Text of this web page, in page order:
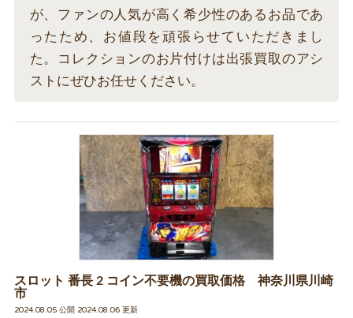
が、ファンの人気が高く希少性のあるお品であ
ったため、お値段を頑張らせていただきまし
た。コレクションのお片付けは出張買取のアシ
ストにぜひお任せください。
スロット 番長 2 コイン不要機の買取価格 神奈川県川崎
市
2024.08.05 公開 2024.08.06 更新